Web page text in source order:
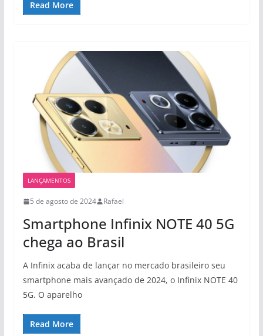
Read More
LANÇAMENTOS
5 de agosto de 2024 Rafael
Smartphone Infinix NOTE 40 5G
chega ao Brasil
A Infinix acaba de lançar no mercado brasileiro seu
smartphone mais avançado de 2024, o Infinix NOTE 40
5G. O aparelho
Read More